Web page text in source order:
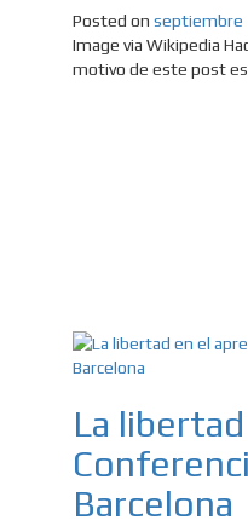
Posted on septiembre
Image via Wikipedia
motivo de este post es
La
Barcelona